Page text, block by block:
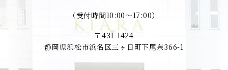
（受付時間10:00～17:00）
〒431-1424
静岡県浜松市浜名区三ヶ日町下尾奈366-1